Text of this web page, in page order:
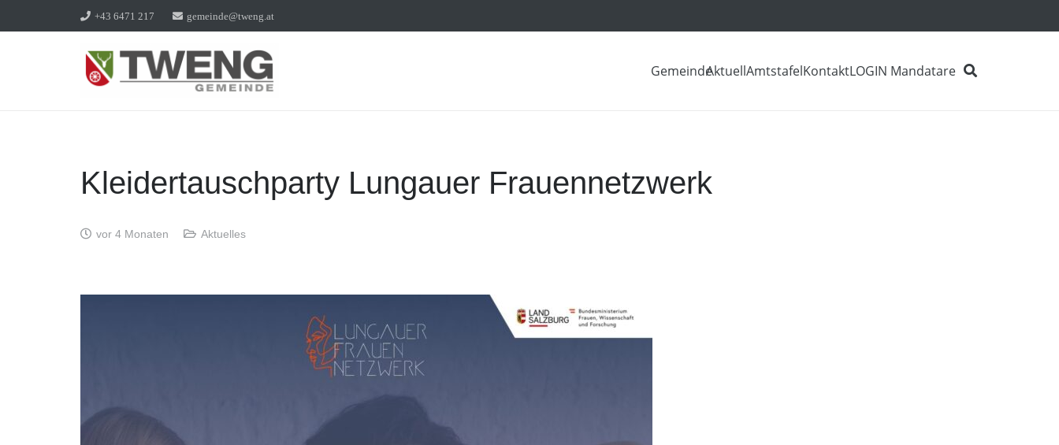
+43 6471 217 gemeinde@tweng.at
GemeindeAktuellAmtstafelKontaktLOGIN Mandatare
Kleidertauschparty Lungauer Frauennetzwerk
vor 4 Monaten Aktuelles